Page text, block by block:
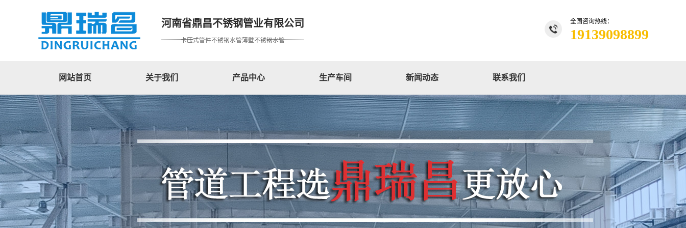
河南省鼎昌不锈钢管业有限公司
卡压式管件不锈钢水管薄壁不锈钢水管
全国咨询热线：
19139098899
网站首页 关于我们 产品中心 生产车间 新闻动态 联系我们